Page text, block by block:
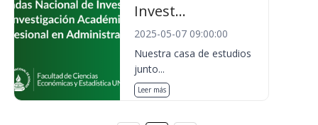
Invest...
2025-05-07 09:00:00
Nuestra casa de estudios
junto...
Leer más